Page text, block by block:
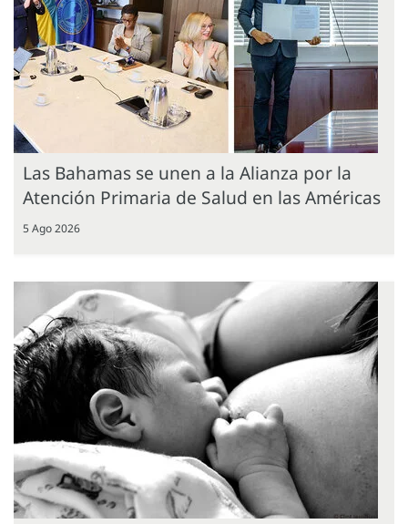
Las Bahamas se unen a la Alianza por la
Atención Primaria de Salud en las Américas
5 Ago 2026